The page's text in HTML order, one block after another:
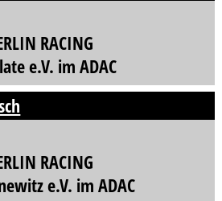
RACING
e.V. im ADAC
RACING
e.V. im ADAC